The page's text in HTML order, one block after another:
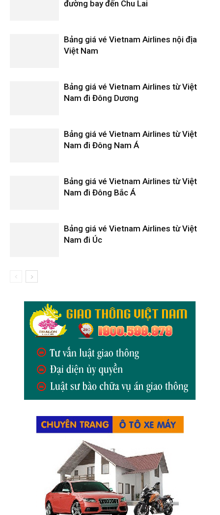
đường bay đến Chu Lai
Bảng giá vé Vietnam Airlines nội địa
Việt Nam
Bảng giá vé Vietnam Airlines từ Việt
Nam đi Đông Dương
Bảng giá vé Vietnam Airlines từ Việt
Nam đi Đông Nam Á
Bảng giá vé Vietnam Airlines từ Việt
Nam đi Đông Bắc Á
Bảng giá vé Vietnam Airlines từ Việt
Nam đi Úc